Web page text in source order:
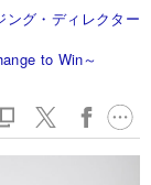
ング・ディレクター
to Win～